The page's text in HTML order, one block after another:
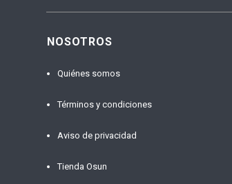
NOSOTROS
Quiénes somos
Términos y condiciones
Aviso de privacidad
Tienda Osun